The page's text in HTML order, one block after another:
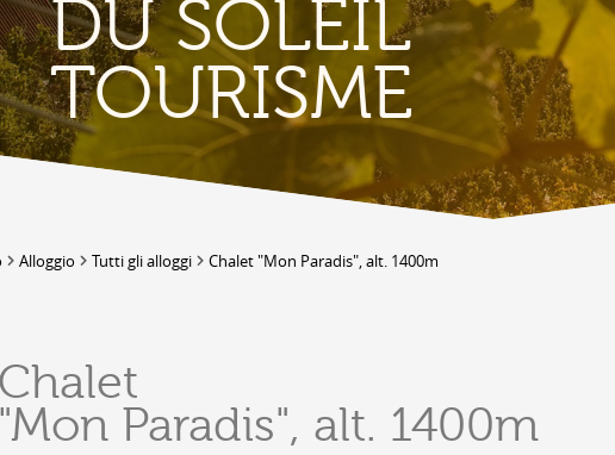
e sportivi
TERRITORIO
Vigneti
Produits et magasins du terroir
Borgo di Conthey
Le chiese
Vestiges gallo-romains d'Ardon
Costruzioni antiche
salles et de couverts
Restaurants &
Randonnées
DU SOLEIL
TOURISME
Alloggio Tutti gli alloggi Chalet "Mon Paradis", alt. 1400m
Chalet
"Mon Paradis", alt. 1400m